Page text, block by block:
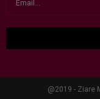
@2019 - Ziare